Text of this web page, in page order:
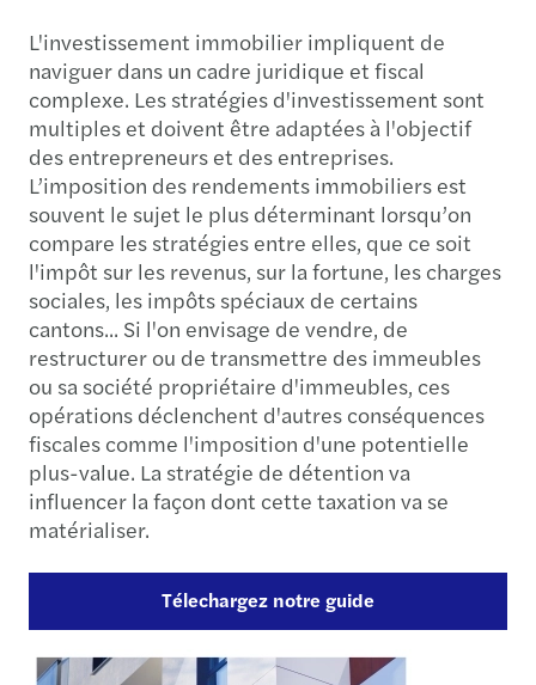
L'investissement immobilier impliquent de
naviguer dans un cadre juridique et fiscal
complexe​. Les stratégies d'investissement sont
multiples et doivent être adaptées à l'objectif
des entrepreneurs et des entreprises.
L’imposition des rendements immobiliers est
souvent le sujet le plus déterminant lorsqu’on
compare les stratégies entre elles, que ce soit
l'impôt sur les revenus, sur la fortune, les charges
sociales, les impôts spéciaux de certains
cantons... Si l'on envisage de vendre, de
restructurer ou de transmettre des immeubles
ou sa société propriétaire d'immeubles, ces
opérations déclenchent d'autres conséquences
fiscales comme l'imposition d'une potentielle
plus-value. La stratégie de détention va
influencer la façon dont cette taxation va se
matérialiser.
Télechargez notre guide